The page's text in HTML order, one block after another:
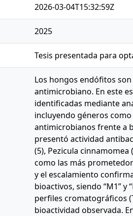
2026-03-04T15:32:59Z
2025
Tesis presentada para
Los hongos endófitos
antimicrobiano. En este
identificadas mediante
incluyendo géneros
antimicrobianos frente a
presentó actividad
(5), Pezicula
como las más
y el escalamiento
bioactivos, siendo “M1” y
perfiles cromatográficos
bioactividad observada.